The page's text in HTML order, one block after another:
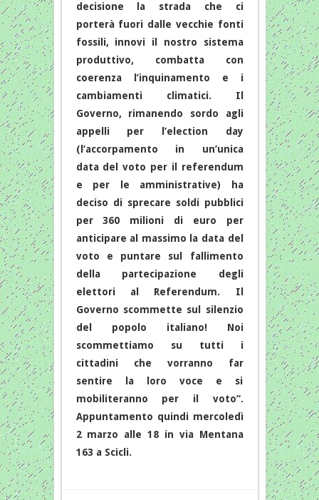
decisione la strada che ci
porterà fuori dalle vecchie fonti
fossili, innovi il nostro sistema
produttivo, combatta con
coerenza l’inquinamento e i
cambiamenti climatici. Il
Governo, rimanendo sordo agli
appelli per l’election day
(l’accorpamento in un’unica
data del voto per il referendum
e per le amministrative) ha
deciso di sprecare soldi pubblici
per 360 milioni di euro per
anticipare al massimo la data del
voto e puntare sul fallimento
della partecipazione degli
elettori al Referendum. Il
Governo scommette sul silenzio
del popolo italiano! Noi
scommettiamo su tutti i
cittadini che vorranno far
sentire la loro voce e si
mobiliteranno per il voto”.
Appuntamento quindi mercoledì
2 marzo alle 18 in via Mentana
163 a Scicli.